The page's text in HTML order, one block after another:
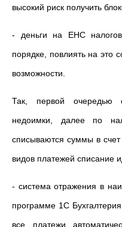
высокий риск получить
- деньги на ЕНС
порядке, повлиять на это
возможности.
Так, первой очередью
недоимки, далее по
списываются суммы в
видов платежей списание
- система отражения в
программе 1С
все платежи